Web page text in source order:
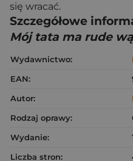
się wracać.
Szczegółowe
Mój tata ma rude
Wydawnictwo:
EAN:
Autor:
Rodzaj oprawy:
Wydanie:
Liczba stron: